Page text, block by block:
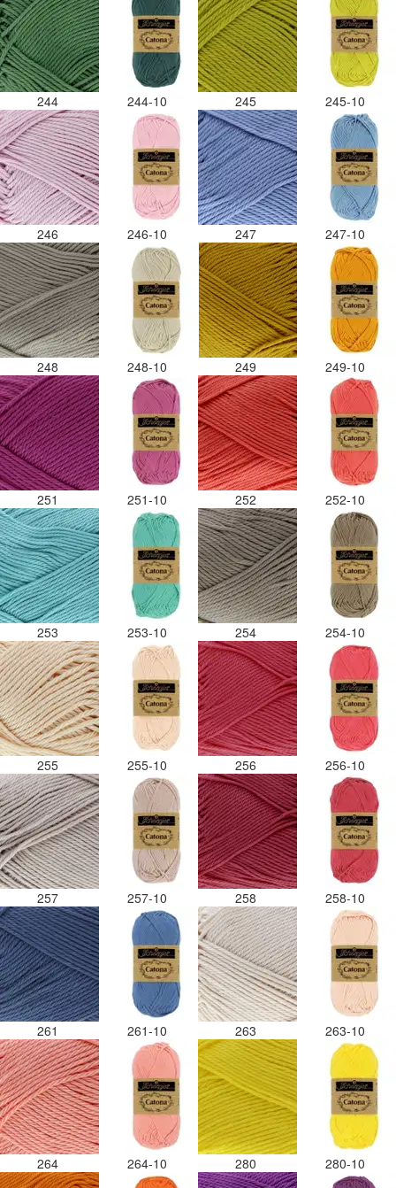
244 244-10 245 245-10
246 246-10 247 247-10
248 248-10 249 249-10
251 251-10 252 252-10
253 253-10 254 254-10
255 255-10 256 256-10
257 257-10 258 258-10
261 261-10 263 263-10
264 264-10 280 280-10